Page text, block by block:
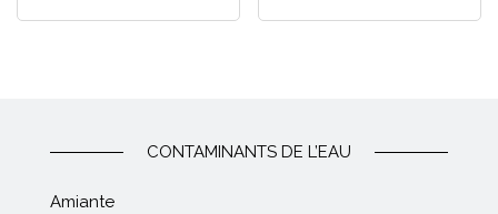
CONTAMINANTS DE L’EAU
Amiante